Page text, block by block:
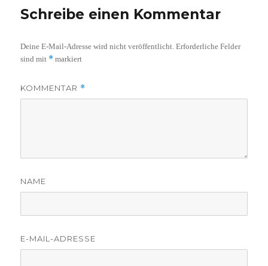
Schreibe einen Kommentar
Deine E-Mail-Adresse wird nicht veröffentlicht. Erforderliche Felder
sind mit * markiert
KOMMENTAR *
NAME
E-MAIL-ADRESSE